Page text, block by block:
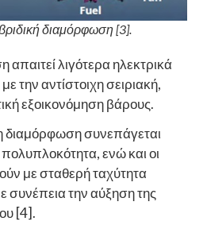
διαμόρφωση [3].
λιγότερα ηλεκτρικά
την αντίστοιχη σειριακή,
εξοικονόμηση βάρους.
συνεπάγεται
ενώ και οι
με σταθερή ταχύτητα
συνέπεια την αύξηση της
[4].